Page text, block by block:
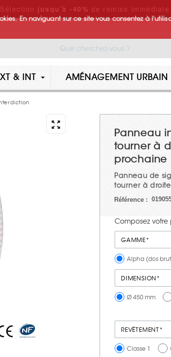
En naviguant sur ce site vous consentez à
jusqu'à -40% de remise
& INT AMÉNAGEMENT URBAIN
Panneau
tourner à
prochaine
Panneau de
tourner à
Référence :
Composez
GAMME*
Alpha (dos
DIMENSION*
Ø 450 mm
REVÊTEMENT*
Classe 1